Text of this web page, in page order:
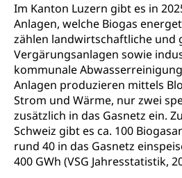
Im Kanton Luzern gibt es in
Anlagen, welche Biogas
zählen landwirtschaftliche und
Vergärungsanlagen sowie
kommunale
Anlagen produzieren mittels
Strom und Wärme, nur zwei
zusätzlich in das Gasnetz ein.
Schweiz gibt es ca. 100
rund 40 in das Gasnetz
400 GWh (VSG Jahresstatistik,
Tabakprävention,
Sekundärprävention,
Kantonales
Prävention
Soziale Sicherheit
Sozialversicherungen,
Arbeitslosenversicherung,
Mutterschaftsversicherung,
Unfallversicherung,
Sozialhilfe
Kranken- und
Sucht und Drogen